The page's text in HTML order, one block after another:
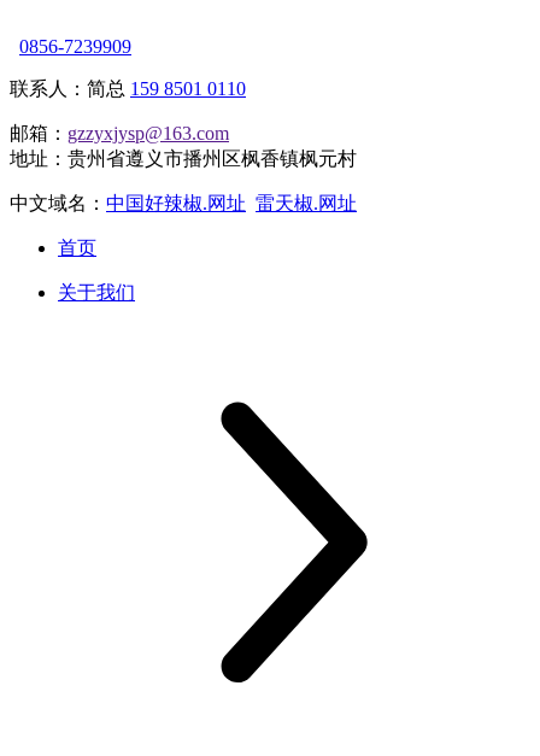
0856-7239909
联系人：简总 159 8501 0110
邮箱： gzzyxjysp@163.com
地址：贵州省遵义市播州区枫香镇枫元村
中文域名： 中国好辣椒.网址 雷天椒.网址
首页
关于我们